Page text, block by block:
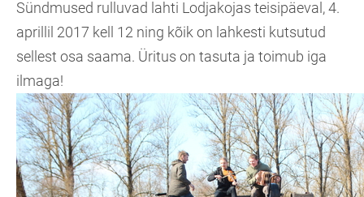
Sündmused rulluvad lahti Lodjakojas teisipäeval, 4.
aprillil 2017 kell 12 ning kõik on lahkesti kutsutud
sellest osa saama. Üritus on tasuta ja toimub iga
ilmaga!